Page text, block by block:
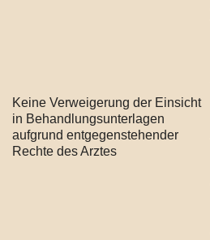
Keine Verweigerung der Einsicht
in Behandlungsunterlagen
aufgrund entgegenstehender
Rechte des Arztes